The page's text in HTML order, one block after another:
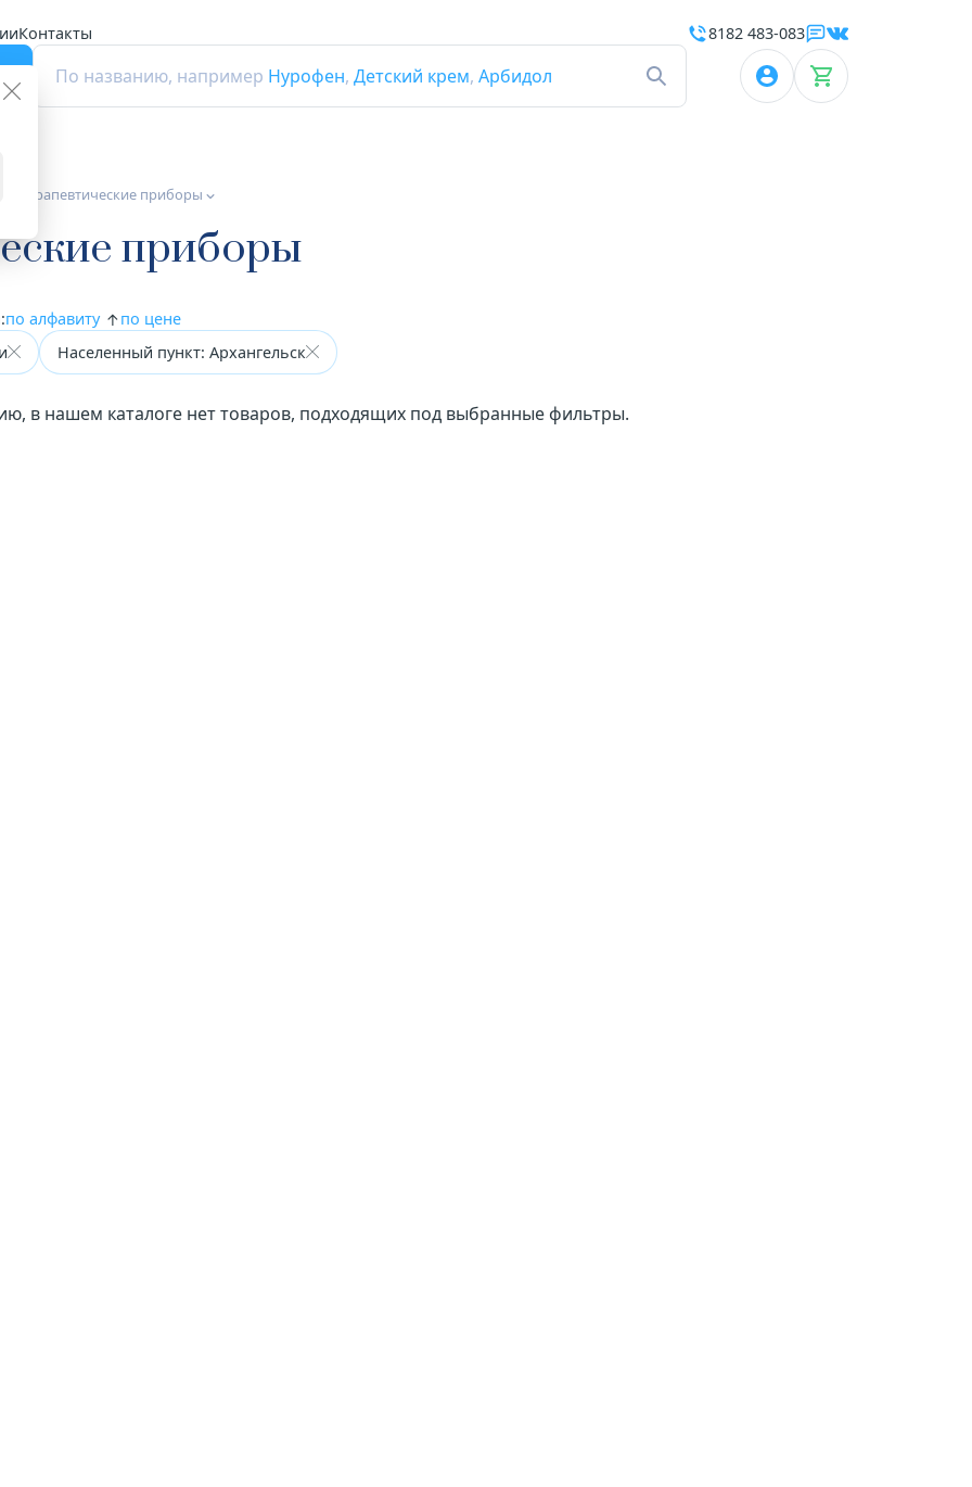
Контакты
По названию, например Нурофен, Детский крем, Арбидол
8182 483-083
приборы
приборы
по алфавиту
по цене
Населенный пункт: Архангельск
в нашем каталоге нет товаров, подходящих под выбранные фильтры.